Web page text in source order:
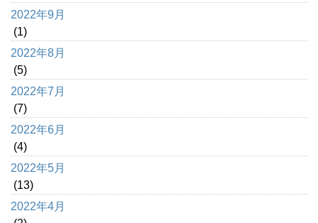
2022年9月
(1)
2022年8月
(5)
2022年7月
(7)
2022年6月
(4)
2022年5月
(13)
2022年4月